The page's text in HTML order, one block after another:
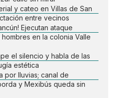
y cateo en Villas de San
entre vecinos
Ejecutan ataque
en la colonia Valle
el silencio y habla de las
estética
por lluvias; canal de
y Mexibús queda sin